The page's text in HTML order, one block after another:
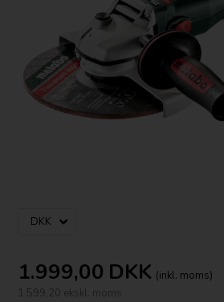
1.999,00 DKK (inkl. moms)
1.599,20 ekskl. moms